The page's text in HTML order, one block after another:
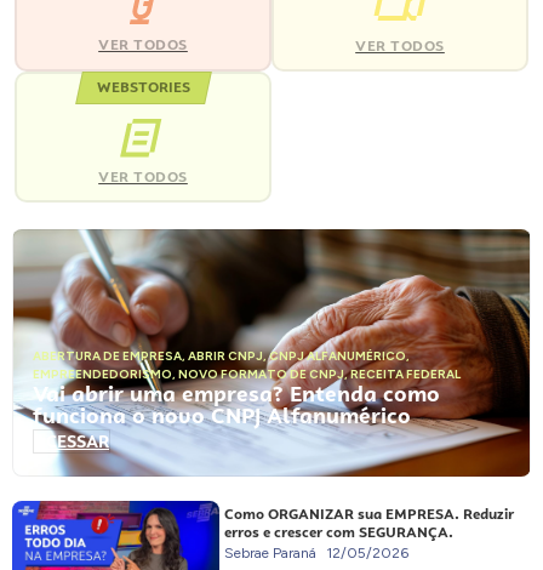
VER TODOS VER TODOS
WEBSTORIES
VER TODOS
ABERTURA DE EMPRESA, ABRIR CNPJ,CNPJ ALFANUMÉRICO,
EMPREENDEDORISMO, NOVO FORMATO DE CNPJ,RECEITA FEDERAL
Vai abrir uma empresa? Entenda como
funciona o novo CNPJ Alfanumérico
ACESSAR
Como ORGANIZAR sua EMPRESA. Reduzir
erros e crescer com SEGURANÇA.
Sebrae Paraná 12/05/2026